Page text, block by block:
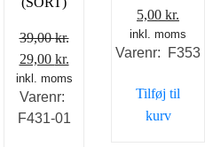
39,00kr.
Den
oprindelige
pris
var:
29,00 kr.
aktuelle
er:
inkl. moms
Varenr:
F431-01
Den
pris
25,00 kr..
5,00 kr.
pris
inkl. moms
Varenr: F353
Tilføj til
kurv